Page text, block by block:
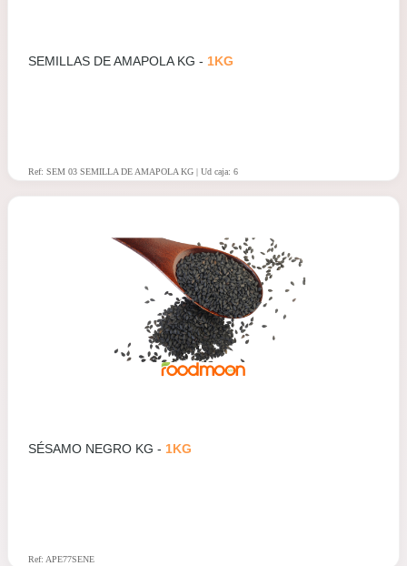
SEMILLAS DE AMAPOLA KG - 1KG
Ref: SEM 03 SEMILLA DE AMAPOLA KG | Ud caja: 6
SÉSAMO NEGRO KG - 1KG
Ref: APE77SENE